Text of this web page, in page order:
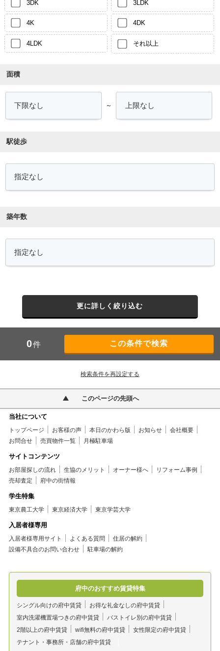
3DK 3LDK
4K 4DK
4LDK それ以上
面積
～
駅徒歩
築年数
更に詳しく絞り込む
0件
検索条件を再設定する
このページの先頭へ
当社について
トップページ お客様の声 本日のかわら版 お知らせ
会社概要
お問合せ
売買物件一覧 月極駐車場
サイトコンテンツ
お部屋探しの流れ 生協のメリット オーナー様へ
リフォーム事例
売却査定
府中の街情報
学生特集
東京農工大学 東京経済大学 東京学芸大学
入居者様専用
入居者様専用サイト よくある質問
住居の解約
設備不具合のお問い合わせ
駐車場の解約
府中のおすすめ賃貸特集
シングル向けの府中賃貸
お得な礼金なしの府中賃貸
室内洗濯機置場つきの府中賃貸
バストイレ別の府中賃貸
2階以上の府中賃貸
wifi無料の府中賃貸
女性限定の府中賃貸
テナント・事務所・店舗の府中賃貸